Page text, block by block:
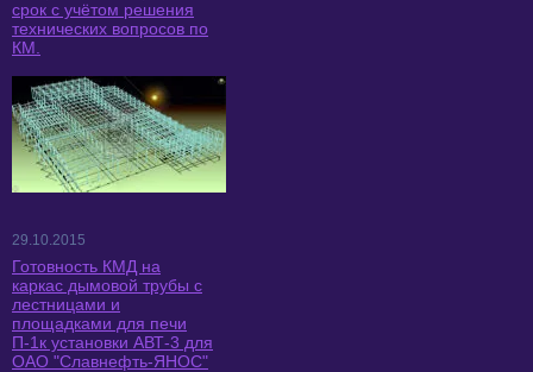
срок с учётом решения
технических вопросов по
КМ.
29.10.2015
Готовность КМД на
каркас дымовой трубы с
лестницами и
площадками для печи
П-1к установки АВТ-3 для
ОАО "Славнефть-ЯНОС"